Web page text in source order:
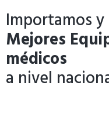
Importamos
Mejores
médicos
a nivel